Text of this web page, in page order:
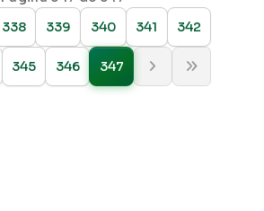
338
339 340 341 342
345 346 347